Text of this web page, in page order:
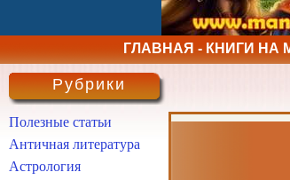
ГЛАВНАЯ - КНИГИ НА
Рубрики
Полезные статьи
Античная литература
Астрология